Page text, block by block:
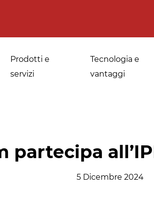
Prodotti e
servizi
Applicazioni per le
fornerie industriali
Temperaggio e
Tecnologia e
vantaggi
partecipa
5 Dicembre 2024